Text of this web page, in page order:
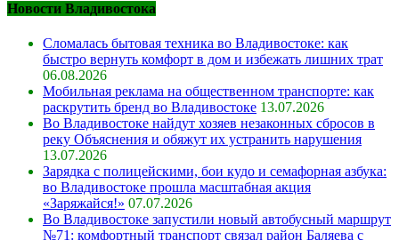
Новости Владивостока
Сломалась бытовая техника во Владивостоке: как
быстро вернуть комфорт в дом и избежать лишних трат
06.08.2026
Мобильная реклама на общественном транспорте: как
раскрутить бренд во Владивостоке 13.07.2026
Во Владивостоке найдут хозяев незаконных сбросов в
реку Объяснения и обяжут их устранить нарушения
13.07.2026
Зарядка с полицейскими, бои кудо и семафорная азбука:
во Владивостоке прошла масштабная акция
«Заряжайся!» 07.07.2026
Во Владивостоке запустили новый автобусный маршрут
№71: комфортный транспорт связал район Баляева с